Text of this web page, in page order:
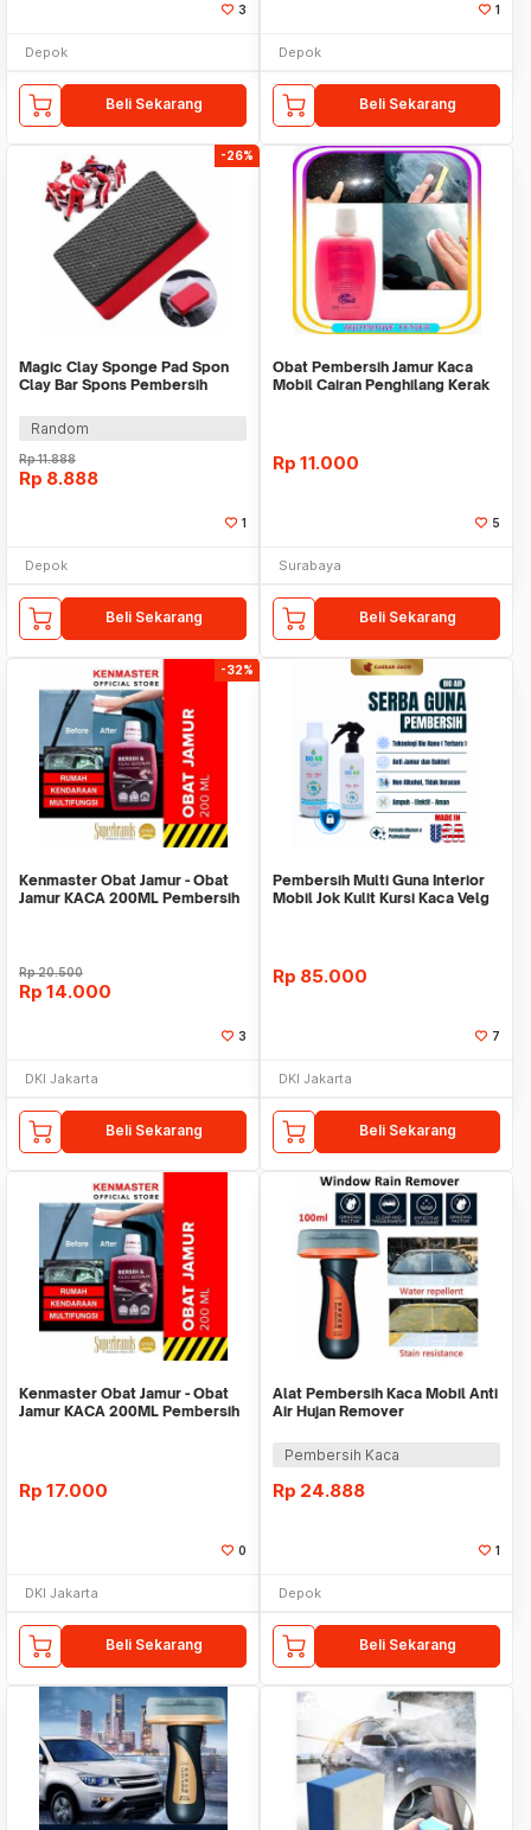
3
Depok
Beli Sekarang
1
Depok
Beli Sekarang
-26%
Magic Clay Sponge Pad Spon
Clay Bar Spons Pembersih
Random
Rp11.888
Rp 8.888
1
Depok
Beli Sekarang
Obat Pembersih Jamur Kaca
Mobil Cairan Penghilang Kerak
Rp 11.000
5
Surabaya
Beli Sekarang
-32%
Kenmaster Obat Jamur - Obat
Jamur KACA 200ML Pembersih
Rp20.500
Rp 14.000
3
DKI Jakarta
Beli Sekarang
Pembersih Multi Guna Interior
Mobil Jok Kulit Kursi Kaca Velg
Rp 85.000
7
DKI Jakarta
Beli Sekarang
Kenmaster Obat Jamur - Obat
Jamur KACA 200ML Pembersih
Rp 17.000
0
DKI Jakarta
Beli Sekarang
Alat Pembersih Kaca Mobil Anti
Air Hujan Remover
Pembersih Kaca
Rp 24.888
1
Depok
Beli Sekarang